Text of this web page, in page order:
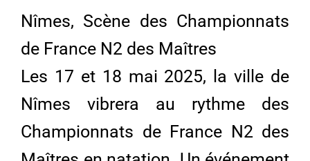
Nîmes, Scène des Championnats
de France N2 des Maîtres
Les 17 et 18 mai 2025, la ville de
Nîmes vibrera au rythme des
Championnats de France N2 des